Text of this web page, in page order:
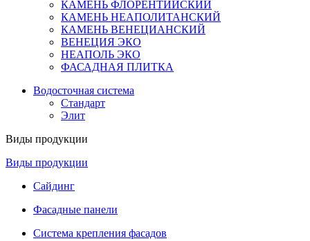
КАМЕНЬ ФЛОРЕНТИЙСКИЙ
КАМЕНЬ НЕАПОЛИТАНСКИЙ
КАМЕНЬ ВЕНЕЦИАНСКИЙ
ВЕНЕЦИЯ ЭКО
НЕАПОЛЬ ЭКО
ФАСАДНАЯ ПЛИТКА
Водосточная система
Стандарт
Элит
Виды продукции
Виды продукции
Сайдинг
Фасадные панели
Система крепления фасадов